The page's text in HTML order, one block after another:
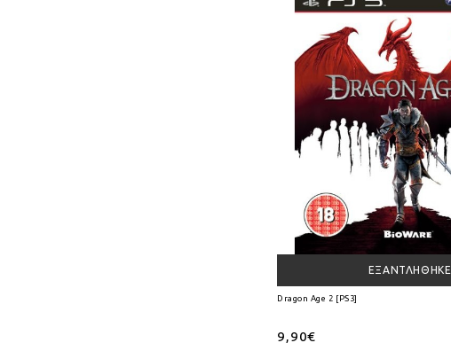
ΕΞΑΝΤΛΉΘΗΚΕ
Dragon Age 2 [PS3]
9,90€